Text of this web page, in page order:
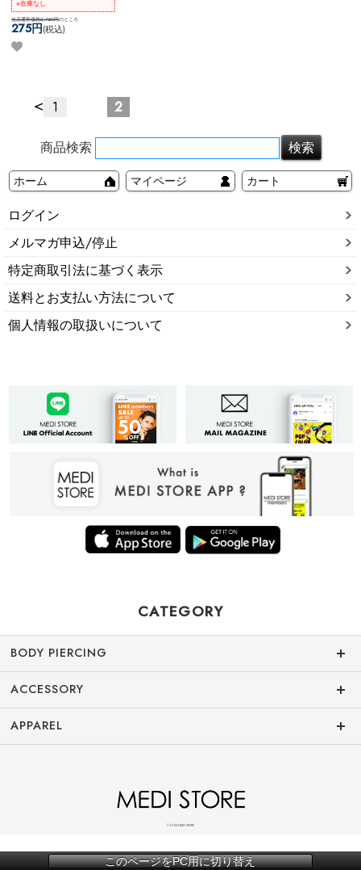
ベル
×在庫なし
当店通常価格2,750円のところ
275円(税込)
< 1 2
商品検索
ホーム マイページ カート
ログイン
メルマガ申込/停止
特定商取引法に基づく表示
送料とお支払い方法について
個人情報の取扱いについて
CATEGORY
BODY PIERCING
ACCESSORY
APPAREL
© 2022 MEDI STORE
このページをPC用に切り替え